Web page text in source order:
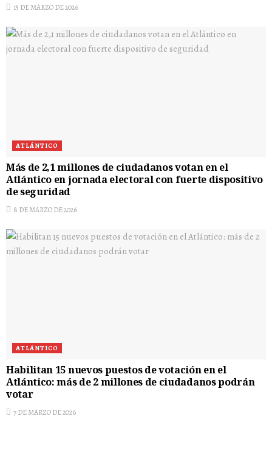
15 DE MARZO DE 2026
ATLÁNTICO
Más de 2,1 millones de ciudadanos votan en el
Atlántico en jornada electoral con fuerte dispositivo
de seguridad
8 DE MARZO DE 2026
ATLÁNTICO
Habilitan 15 nuevos puestos de votación en el
Atlántico: más de 2 millones de ciudadanos podrán
votar
7 DE MARZO DE 2026